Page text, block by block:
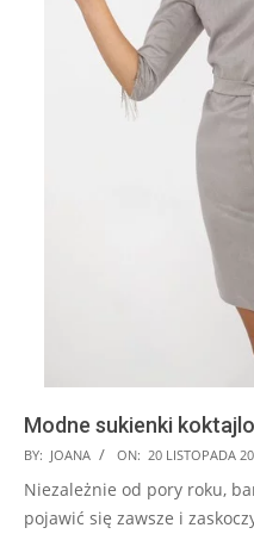
Modne sukienki
2024-
11-
20
BY: JOANA ON: 20 LISTOPADA
Niezależnie od pory roku,
pojawić się zawsze i